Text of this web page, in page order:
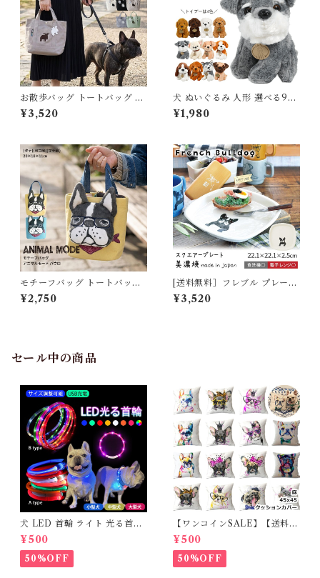
お散歩バッグ トートバッグ 軽
量 ドッグ イヌ 犬 散歩 バッグ
北欧 コンパクト 多ポケット 収
ンプル レディース メンズ プレ
ゼント moz(モズ) 北欧ブラン
ド ミニキャンバストートバッ
グ 766001
¥3,520
犬 ぬいぐるみ 人形 選べる9犬
種 プレゼント 子供 クリスマス
誕生日 母の日 ホワイトデー か
ミニチュアシュナウザー ゴー
ルデンレトリバー ハスキー ラ
ブラドール セントバーナード
小さい TOYDOG
¥1,980
モチーフバッグ トートバッグ
フレンチブルドッグ フレブル
ミニトート サブバッグ コンパ
Kusuguru アニマルモード 2
¥2,750
[送料無料］フレブル プレート
日本製 美濃焼 スクエアープレ
ート フレンチブルドッグ お皿
¥3,520
セール中の商品
犬 LED 首輪 ライト 光る首輪
USB充電 生活防水 長さ調整可
能 首輪 犬用 ペット カラー ペ
ット用品 軽量 ドッグ用品 フレ
ンチブルドック 大型犬 中型犬
¥500
50%OFF
【ワンコインSALE】【送料無
料】KM503G クッションカバ
ー フレンチブルドッグ クリー
ム フレブル
¥500
50%OFF